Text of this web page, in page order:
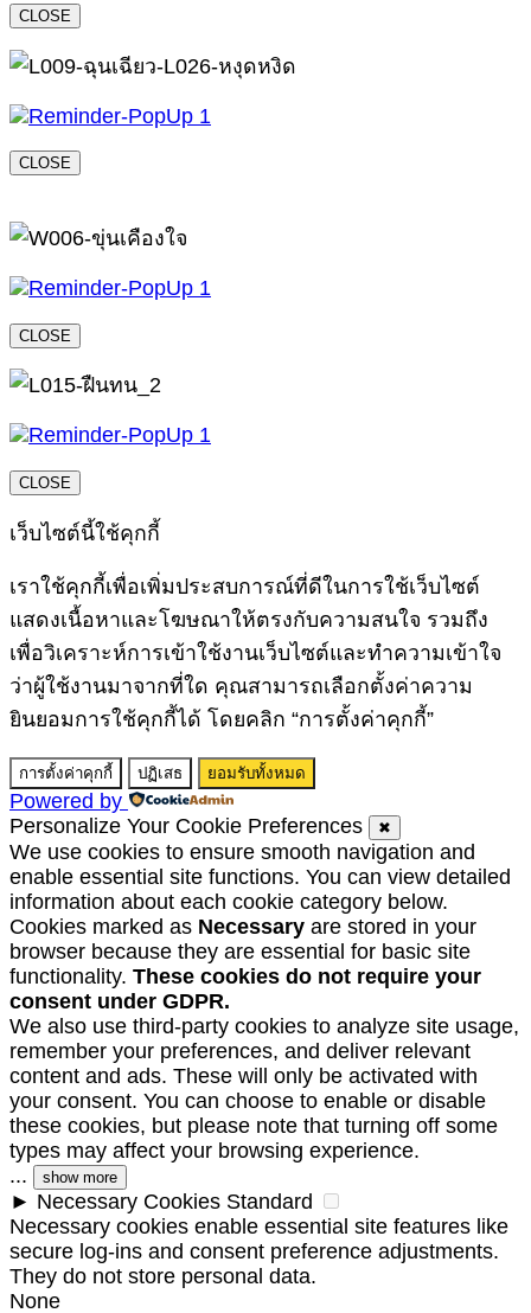
CLOSE
CLOSE
CLOSE
CLOSE
เว็บไซต์นี้ใช้คุกกี้
เราใช้คุกกี้เพื่อเพิ่มประสบการณ์ที่ดีในการใช้เว็บไซต์
แสดงเนื้อหาและโฆษณาให้ตรงกับความสนใจ รวมถึง
เพื่อวิเคราะห์การเข้าใช้งานเว็บไซต์และทำความเข้าใจ
ว่าผู้ใช้งานมาจากที่ใด คุณสามารถเลือกตั้งค่าความ
ยินยอมการใช้คุกกี้ได้ โดยคลิก “การตั้งค่าคุกกี้”
การตั้งค่าคุกกี้ ปฏิเสธ ยอมรับทั้งหมด
Powered by
Personalize Your Cookie Preferences
✖
We use cookies to ensure smooth navigation and
enable essential site functions. You can view detailed
information about each cookie category below.
Cookies marked as Necessary are stored in your
browser because they are essential for basic site
functionality. These cookies do not require your
consent under GDPR.
We also use third-party cookies to analyze site usage,
remember your preferences, and deliver relevant
content and ads. These will only be activated with
your consent. You can choose to enable or disable
these cookies, but please note that turning off some
types may affect your browsing experience.
...
show more
► Necessary Cookies Standard
Necessary cookies enable essential site features like
secure log-ins and consent preference adjustments.
They do not store personal data.
None